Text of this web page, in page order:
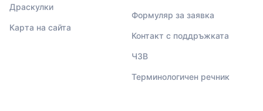
Драскулки
Карта на сайта
Формуляр за заявка
Контакт с поддръжката
ЧЗВ
Терминологичен речник